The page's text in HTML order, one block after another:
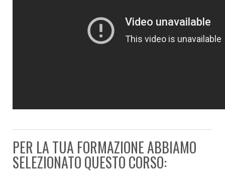
PER LA TUA FORMAZIONE ABBIAMO
SELEZIONATO QUESTO CORSO: